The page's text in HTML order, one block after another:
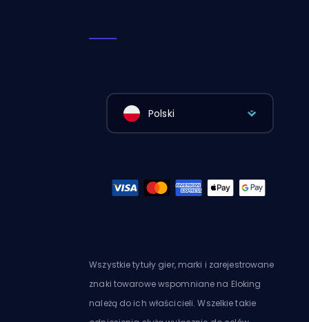
Polski
Wszystkie tytuły gier, marki i zarejestrowane
znaki towarowe wspomniane na Eloking
należą do ich właścicieli. Wszelkie takie